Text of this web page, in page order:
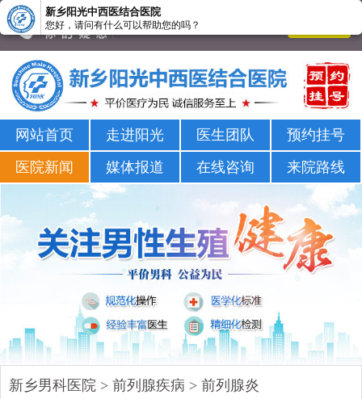
新乡男科医院-新乡市正规男科医院-新乡阳光男科医院
网站首页 走进阳光 医生团队
预约挂号
医院新闻
媒体报道 在线咨询 来院路线
新乡男科医院 >前列腺疾病 >前列腺炎
新乡阳光中西医结合医院
您好，请问有什么可以帮助您的吗？